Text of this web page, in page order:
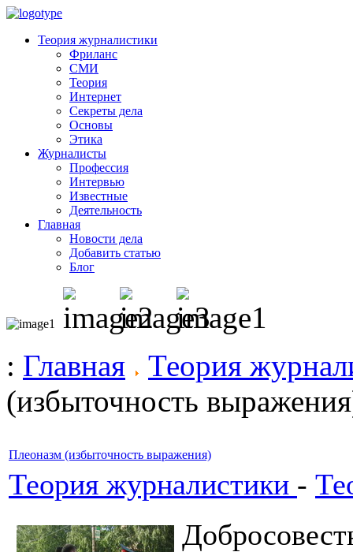
Теория журналистики
Фриланс
СМИ
Теория
Интернет
Секреты дела
Основы
Этика
Журналисты
Профессия
Интервью
Известные
Деятельность
Главная
Новости дела
Добавить статью
Блог
: Главная
Теория
(избыточность
Плеоназм (избыточность выражения)
Теория журналистики -